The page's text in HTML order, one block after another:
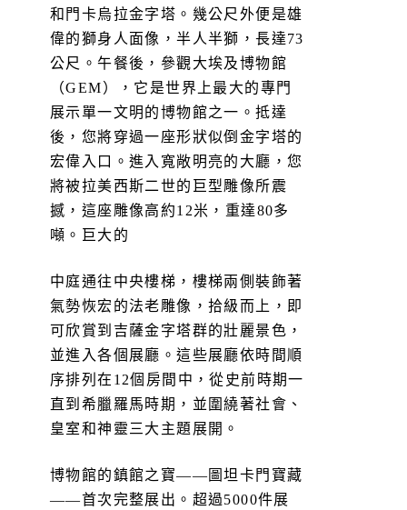
和門卡烏拉金字塔。幾公尺外便是雄
偉的獅身人面像，半人半獅，長達73
公尺。午餐後，參觀大埃及博物館
（GEM），它是世界上最大的專門
展示單一文明的博物館之一。抵達
後，您將穿過一座形狀似倒金字塔的
宏偉入口。進入寬敞明亮的大廳，您
將被拉美西斯二世的巨型雕像所震
撼，這座雕像高約12米，重達80多
噸。巨大的
中庭通往中央樓梯，樓梯兩側裝飾著
氣勢恢宏的法老雕像，拾級而上，即
可欣賞到吉薩金字塔群的壯麗景色，
並進入各個展廳。這些展廳依時間順
序排列在12個房間中，從史前時期一
直到希臘羅馬時期，並圍繞著社會、
皇室和神靈三大主題展開。
博物館的鎮館之寶——圖坦卡門寶藏
——首次完整展出。超過5000件展